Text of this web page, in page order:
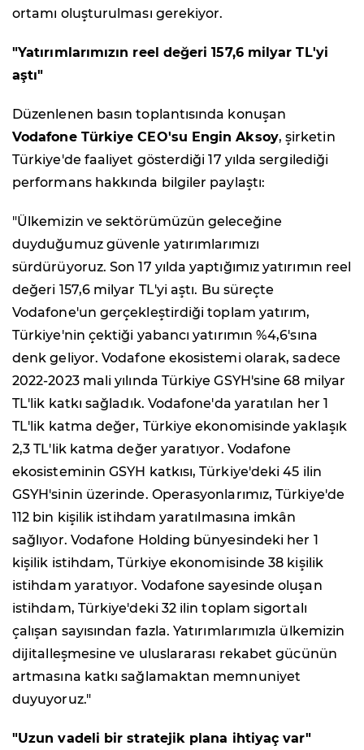
ortamı oluşturulması gerekiyor.
"Yatırımlarımızın reel değeri 157,6 milyar TL'yi
aştı"
Düzenlenen basın toplantısında konuşan
Vodafone Türkiye CEO'su Engin Aksoy, şirketin
Türkiye'de faaliyet gösterdiği 17 yılda sergilediği
performans hakkında bilgiler paylaştı:
"Ülkemizin ve sektörümüzün geleceğine
duyduğumuz güvenle yatırımlarımızı
sürdürüyoruz. Son 17 yılda yaptığımız yatırımın reel
değeri 157,6 milyar TL'yi aştı. Bu süreçte
Vodafone'un gerçekleştirdiği toplam yatırım,
Türkiye'nin çektiği yabancı yatırımın %4,6'sına
denk geliyor. Vodafone ekosistemi olarak, sadece
2022-2023 mali yılında Türkiye GSYH'sine 68 milyar
TL'lik katkı sağladık. Vodafone'da yaratılan her 1
TL'lik katma değer, Türkiye ekonomisinde yaklaşık
2,3 TL'lik katma değer yaratıyor. Vodafone
ekosisteminin GSYH katkısı, Türkiye'deki 45 ilin
GSYH'sinin üzerinde. Operasyonlarımız, Türkiye'de
112 bin kişilik istihdam yaratılmasına imkân
sağlıyor. Vodafone Holding bünyesindeki her 1
kişilik istihdam, Türkiye ekonomisinde 38 kişilik
istihdam yaratıyor. Vodafone sayesinde oluşan
istihdam, Türkiye'deki 32 ilin toplam sigortalı
çalışan sayısından fazla. Yatırımlarımızla ülkemizin
dijitalleşmesine ve uluslararası rekabet gücünün
artmasına katkı sağlamaktan memnuniyet
duyuyoruz."
"Uzun vadeli bir stratejik plana ihtiyaç var"